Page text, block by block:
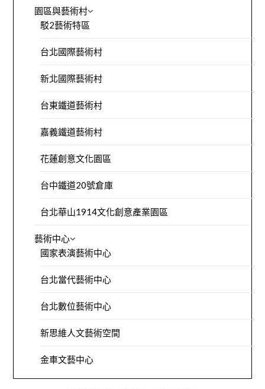
園區與藝術村
駁2藝術特區
台北國際藝術村
新北國際藝術村
台東鐵道藝術村
嘉義鐵道藝術村
花蓮創意文化園區
台中鐵道20號倉庫
台北華山1914文化創意產業園區
藝術中心
國家表演藝術中心
台北當代藝術中心
台北數位藝術中心
新思維人文藝術空間
金車文藝中心